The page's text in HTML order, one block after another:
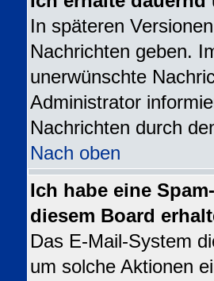
In späteren
Nachrichten geben.
unerwünschte
Administrator
Nachrichten durch
Nach oben
Ich habe eine
diesem Board
Das E-Mail-System
um solche Aktionen